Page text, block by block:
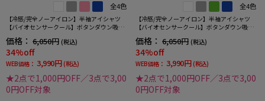
全4色
【冷感/完全ノーアイロン】半袖アイシャツ
【バイオセンサークール】ボタンダウン吸湿
価格： 6,050円 (税込)
34%off
WEB価格： 3,990円 (税込)
★2点で1,000円OFF／3点で3,00
0円OFF対象
全4色
【冷感/完全ノーアイロン】半袖アイシャツ
【バイオセンサークール】ボタンダウン吸湿
価格： 6,050円 (税込)
34%off
WEB価格： 3,990円 (税込)
★2点で1,000円OFF／3点で3,00
0円OFF対象